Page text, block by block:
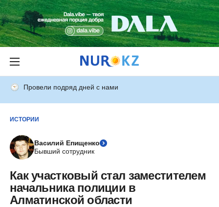
Провели подряд дней с нами
ИСТОРИИ
Василий Епищенко
Бывший сотрудник
Как участковый стал заместителем
начальника полиции в
Алматинской области